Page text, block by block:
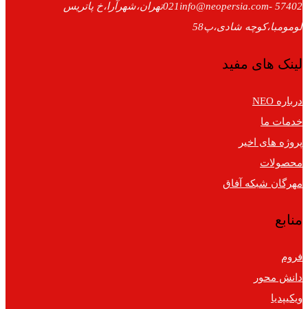
57402 -021
info@neopersia.com
تهران،شهرآرا،خ پاتریس
لومومبا،کوچه شادی،پ58
لینک های مفید
درباره NEO
خدمات ما
پروژه های اخیر
محصولات
مهرگان شبکه آفاق
منابع
فروم
دانش محور
ویکیپدیا